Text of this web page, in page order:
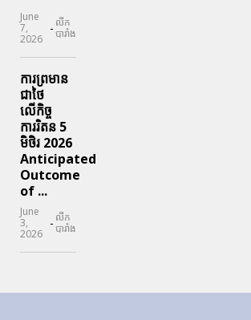
June
7,
2026
- លីក
បារាំង
ការព្រមាន
ជាថៃ
លើកិច្ច
ការរិតន 5
មិថិរ 2026
Anticipated
Outcome
of ...
June
3,
2026
- លីក
បារាំង